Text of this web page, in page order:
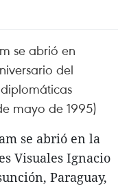
se abrió en
del
mayo de 1995)
se abrió en la
Visuales Ignacio
Paraguay,